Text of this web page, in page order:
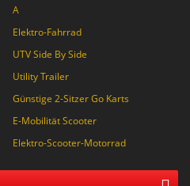
A
Elektro-Fahrrad
UTV Side By Side
Utility Trailer
Günstige 2-Sitzer Go Karts
E-Mobilität Scooter
Elektro-Scooter-Motorrad